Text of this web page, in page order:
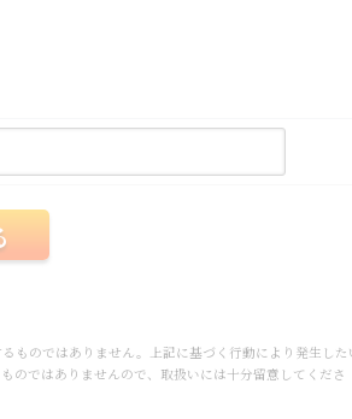
ものではありません。上記に基づく行動により発生した
のではありませんので、取扱いには十分留意してくださ